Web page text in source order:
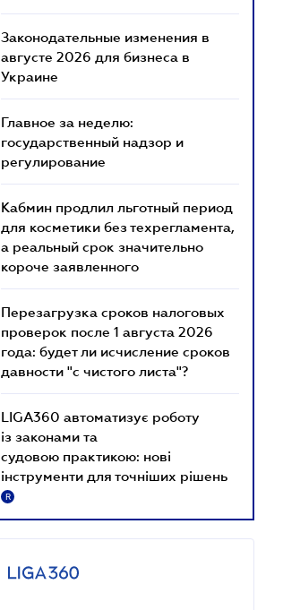
Законодательные изменения в
августе 2026 для бизнеса в
Украине
Главное за неделю:
государственный надзор и
регулирование
Кабмин продлил льготный период
для косметики без техрегламента,
а реальный срок значительно
короче заявленного
Перезагрузка сроков налоговых
проверок после 1 августа 2026
года: будет ли исчисление сроков
давности "с чистого листа"?
LIGA360 автоматизує роботу
із законами та
судовою практикою: нові
інструменти для точніших рішень
R